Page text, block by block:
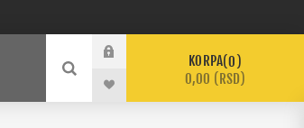
KORPA 0
0,00 (RSD)